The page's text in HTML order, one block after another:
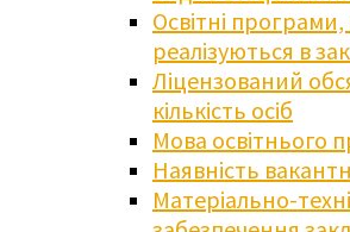
Освітні
реалізуються в
Ліцензований
кількість осіб
Мова освітнього
Наявність
Матеріально-